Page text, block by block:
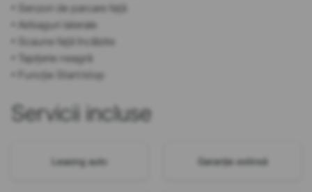
• Senzori de parcare față
• Airbaguri laterale
• Scaune față încălzite
• Tapițerie neagră
• Funcție Start/stop
Servicii incluse
Leasing auto Garanție extinsă